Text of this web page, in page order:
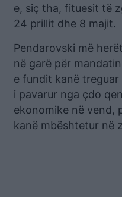
e, siç tha, fituesit të
24 prillit dhe 8 majit.
Pendarovski më
në garë për
e fundit kanë
i pavarur nga çdo
ekonomike në vend,
kanë mbështetur në